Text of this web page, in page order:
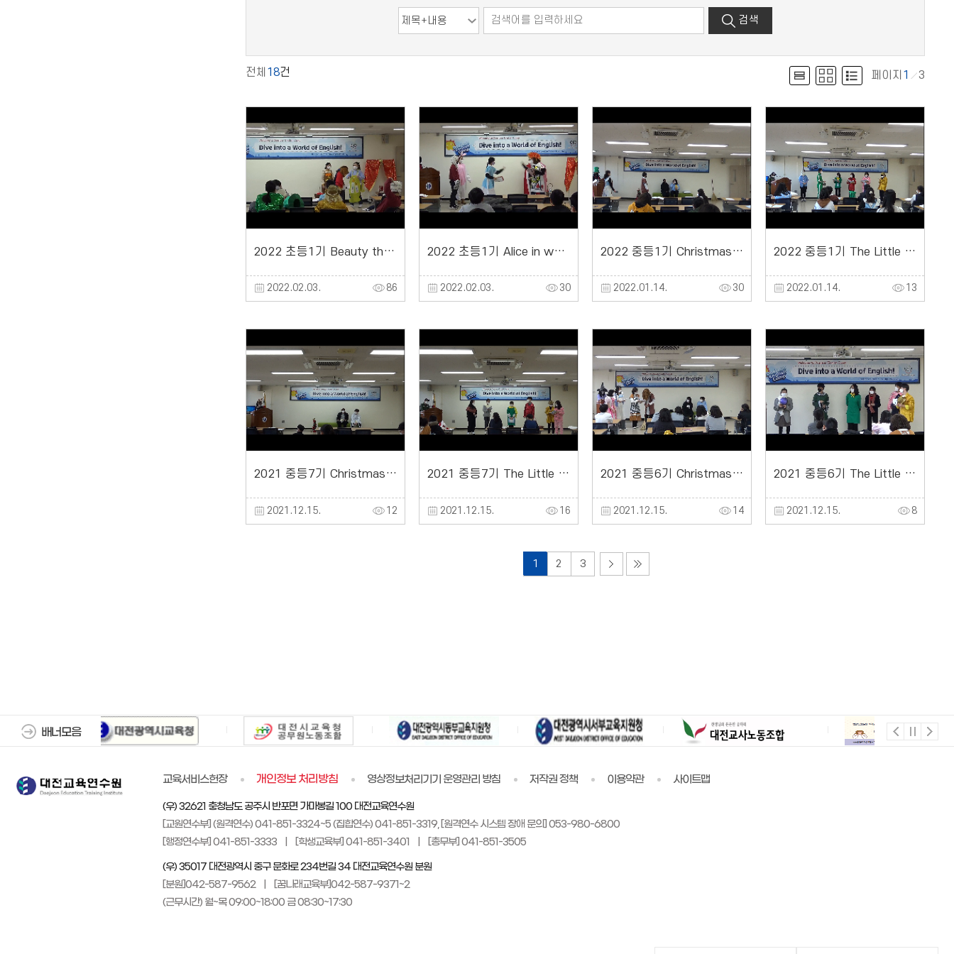
배너모음
교육서비스헌장 개인정보 처리방침 영상정보처리기기 운영관리 방침 저작권 정책 이용약관 사이트맵
(우) 32621 충청남도 공주시 반포면 가마봉길 100 대전교육연수원
[교원연수부] (원격연수) 041-851-3324~5 (집합연수) 041-851-3319, [원격연수 시스템 장애 문의] 053-980-6800
[행정연수부] 041-851-3333 | [학생교육부] 041-851-3401 | [총무부] 041-851-3505
(우) 35017 대전광역시 중구 문화로 234번길 34 대전교육연수원 분원
[분원]042-587-9562 | [꿈나래교육부]042-587-9371~2
(근무시간) 월~목 09:00~18:00 금 08:30~17:30